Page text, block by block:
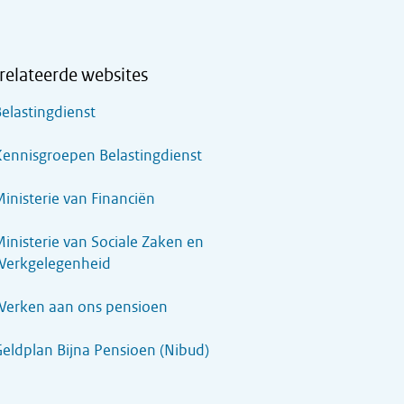
websites
Belastingdienst
van Financiën
van Sociale Zaken en
aan ons pensioen
Bijna Pensioen (Nibud)